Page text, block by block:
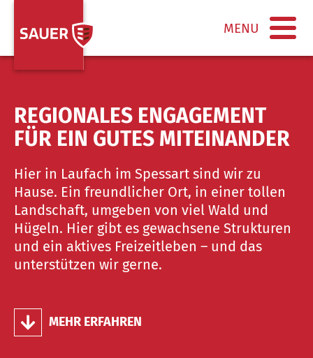
MENU
REGIONALES ENGAGEMENT
FÜR EIN GUTES MITEINANDER
Hier in Laufach im Spessart sind wir zu
Hause. Ein freundlicher Ort, in einer tollen
Landschaft, umgeben von viel Wald und
Hügeln. Hier gibt es gewachsene Strukturen
und ein aktives Freizeitleben – und das
unterstützen wir gerne.
MEHR ERFAHREN